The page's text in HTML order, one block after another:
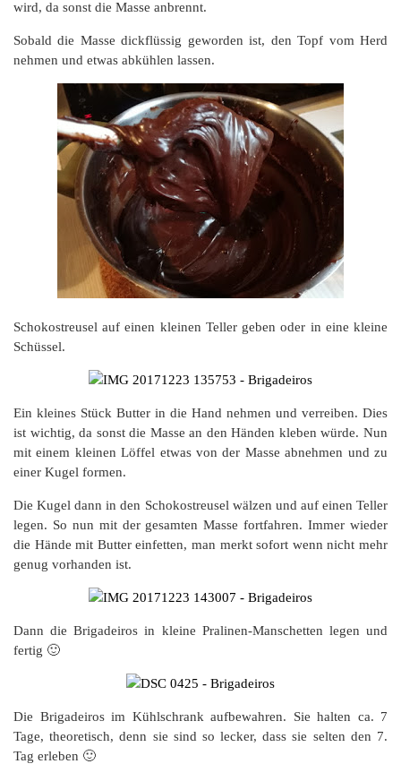
wird, da sonst die Masse anbrennt.
Sobald die Masse dickflüssig geworden ist, den Topf vom Herd
nehmen und etwas abkühlen lassen.
Schokostreusel auf einen kleinen Teller geben oder in eine kleine
Schüssel.
Ein kleines Stück Butter in die Hand nehmen und verreiben. Dies
ist wichtig, da sonst die Masse an den Händen kleben würde. Nun
mit einem kleinen Löffel etwas von der Masse abnehmen und zu
einer Kugel formen.
Die Kugel dann in den Schokostreusel wälzen und auf einen Teller
legen. So nun mit der gesamten Masse fortfahren. Immer wieder
die Hände mit Butter einfetten, man merkt sofort wenn nicht mehr
genug vorhanden ist.
Dann die Brigadeiros in kleine Pralinen-Manschetten legen und
fertig 🙂
Die Brigadeiros im Kühlschrank aufbewahren. Sie halten ca. 7
Tage, theoretisch, denn sie sind so lecker, dass sie selten den 7.
Tag erleben 🙂